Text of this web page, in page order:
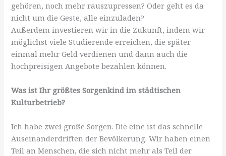
gehören, noch mehr rauszupressen? Oder geht es da
nicht um die Geste, alle einzuladen?
Außerdem investieren wir in die Zukunft, indem wir
möglichst viele Studierende erreichen, die später
einmal mehr Geld verdienen und dann auch die
hochpreisigen Angebote bezahlen können.
Was ist Ihr größtes Sorgenkind im städtischen
Kulturbetrieb?
Ich habe zwei große Sorgen. Die eine ist das schnelle
Auseinanderdriften der Bevölkerung. Wir haben einen
Teil an Menschen, die sich nicht mehr als Teil der